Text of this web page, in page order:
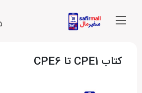
کتاب CPE1 تا CPE6